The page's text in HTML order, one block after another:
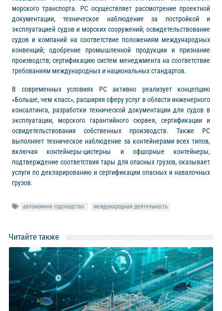
морского транспорта. РС осуществляет рассмотрение проектной
документации, техническое наблюдение за постройкой и
эксплуатацией судов и морских сооружений; освидетельствование
судов и компаний на соответствие положениям международных
конвенций; одобрение промышленной продукции и признание
производств; сертификацию систем менеджмента на соответствие
требованиям международных и национальных стандартов.
В современных условиях РС активно реализует концепцию
«Больше, чем класс», расширяя сферу услуг в области инженерного
консалтинга, разработки технической документации для судов в
эксплуатации, морского гарантийного сюрвея, сертификации и
освидетельствования собственных производств. Также РС
выполняет техническое наблюдение за контейнерами всех типов,
включая контейнеры-цистерны и офшорные контейнеры,
подтверждение соответствия тары для опасных грузов, оказывает
услуги по декларированию и сертификации опасных и навалочных
грузов.
автономное судоходство международная деятельность
Читайте также